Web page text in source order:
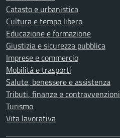
Catasto e urbanistica
Cultura e tempo libero
Educazione e formazione
Giustizia e sicurezza pubblica
Imprese e commercio
Mobilità e trasporti
Salute, benessere e assistenza
Tributi, finanze e contravvenzioni
Turismo
Vita lavorativa